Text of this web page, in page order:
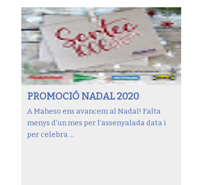
PROMOCIÓ NADAL 2020
A Maheso ens avancem al Nadal! Falta
menys d’un mes per l’assenyalada data i
per celebra ...